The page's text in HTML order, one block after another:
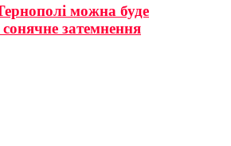
можна буде
сонячне затемнення